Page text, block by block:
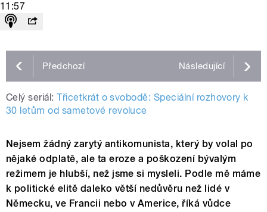
11:57
Předchozí Následující
Celý seriál: Třicetkrát o svobodě: Speciální rozhovory k
30 letům od sametové revoluce
Nejsem žádný zarytý antikomunista, který by volal po
nějaké odplatě, ale ta eroze a poškození bývalým
režimem je hlubší, než jsme si mysleli. Podle mě máme
k politické elitě daleko větší nedůvěru než lidé v
Německu, ve Francii nebo v Americe, říká vůdce